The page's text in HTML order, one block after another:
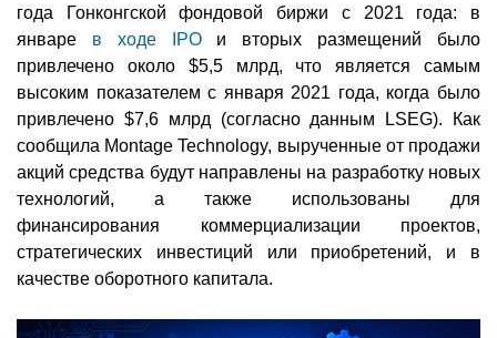
года Гонконгской фондовой биржи с 2021 года: в
январе в ходе IPOи вторых размещений было
привлечено около $5,5 млрд, что является самым
высоким показателем с января 2021 года, когда было
привлечено $7,6 млрд (согласно данным LSEG). Как
сообщила Montage Technology, вырученные от продажи
акций средства будут направлены на разработку новых
технологий, а также использованы для
финансирования коммерциализации проектов,
стратегических инвестиций или приобретений, и в
качестве оборотного капитала.